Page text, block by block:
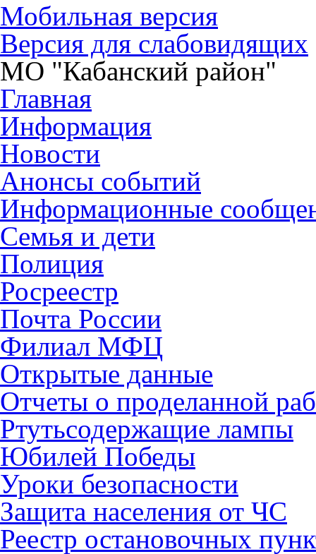
Мобильная версия
Версия для слабовидящих
МО "Кабанский район"
Главная
Информация
Новости
Анонсы событий
Информационные
Семья и дети
Полиция
Росреестр
Почта России
Филиал МФЦ
Открытые данные
Отчеты о проделанной
Ртутьсодержащие лампы
Юбилей Победы
Уроки безопасности
Защита населения от ЧС
Реестр остановочных